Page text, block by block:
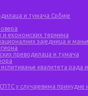
и тумача Србије
и економских термина
заједница и
преводилаца и тумача
квалитета рада
у случајевима